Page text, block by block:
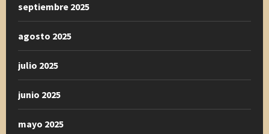
septiembre 2025
agosto 2025
julio 2025
junio 2025
mayo 2025